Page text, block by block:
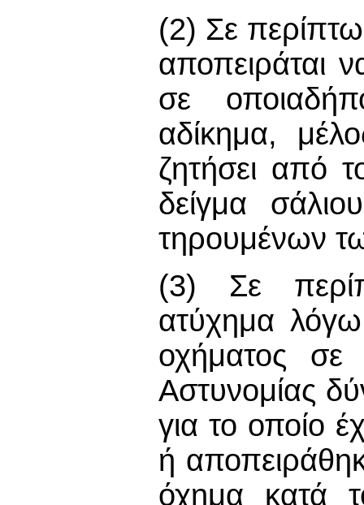
(2) Σε
αποπειράται
σε
αδίκημα,
ζητήσει από
δείγμα
τηρουμένων
(3) Σε
ατύχημα
οχήματος σε
Αστυνομίας
για το οποίο
ή
όχημα κατά